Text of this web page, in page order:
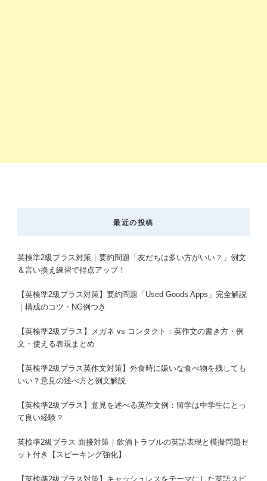
最近の投稿
英検準2級プラス対策｜要約問題「友だちは多い方がいい？」例文
＆言い換え練習で得点アップ！
【英検準2級プラス対策】要約問題「Used Goods Apps」完全解説
｜構成のコツ・NG例つき
【英検準2級プラス】メガネ vs コンタクト：英作文の書き方・例
文・使える表現まとめ
【英検準2級プラス英作文対策】外食時に嫌いな食べ物を残しても
いい？意見の述べ方と例文解説
【英検準2級プラス】意見を述べる英作文例：留学は中学生にとっ
て良い経験？
英検準2級プラス 面接対策｜飲酒トラブルの英語表現と模擬問題セ
ット付き【スピーキング強化】
【英検準2級プラス対策】キャッシュレスをテーマにした英語スピ